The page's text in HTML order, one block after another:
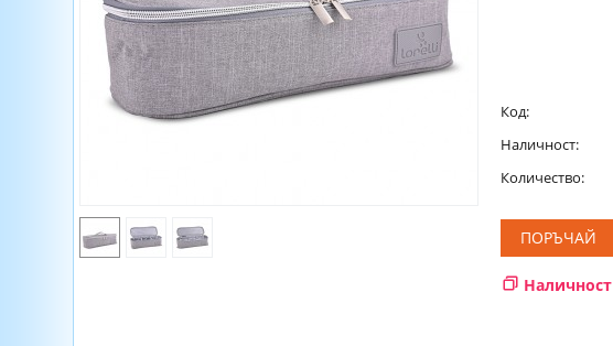
Код:
Наличност:
Количество:
ПОРЪЧАЙ